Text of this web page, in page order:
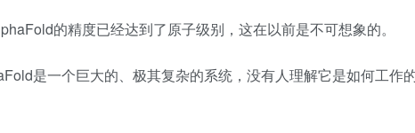
的精度已经达到了原子级别，这在以前是不可想象的。
是一个巨大的、极其复杂的系统，没有人理解它是如何工作